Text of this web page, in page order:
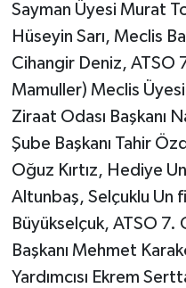
Sayman Üyesi Murat
Hüseyin Sarı, Meclis
Cihangir Deniz, ATSO
Mamuller) Meclis
Ziraat Odası Başkanı
Şube Başkanı Tahir
Oğuz Kırtız, Hediye
Altunbaş, Selçuklu Un
Büyükselçuk, ATSO
Başkanı Mehmet
Yardımcısı Ekrem